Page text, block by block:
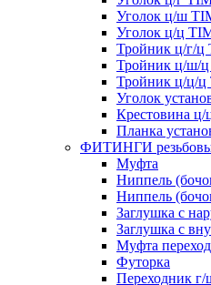
Уголок ц/ш
Уголок ц/ц
Тройник ц/г/ц
Тройник ц/ш/
Тройник ц/ц/ц
Уголок
Крестовина
Планка
ФИТИНГИ
Муфта
Ниппель
Ниппель
Заглушка с
Заглушка с
Муфта
Футорка
Переходник